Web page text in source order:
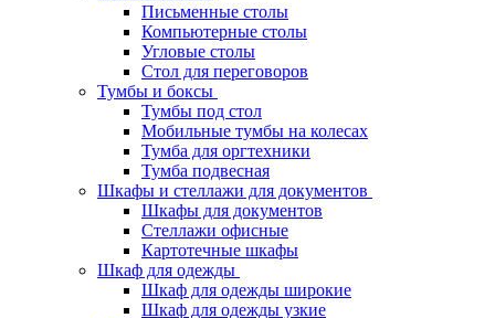
Письменные столы
Компьютерные столы
Угловые столы
Стол для переговоров
Тумбы и боксы
Тумбы под стол
Мобильные тумбы на колесах
Тумба для оргтехники
Тумба подвесная
Шкафы и стеллажи для документов
Шкафы для документов
Стеллажи офисные
Картотечные шкафы
Шкаф для одежды
Шкаф для одежды широкие
Шкаф для одежды узкие